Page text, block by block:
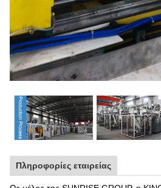
Πληροφορίες εταιρείας